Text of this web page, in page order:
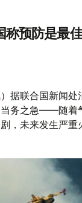
称预防是最
）据联合国新闻处
务之急——随着
，未来发生严重